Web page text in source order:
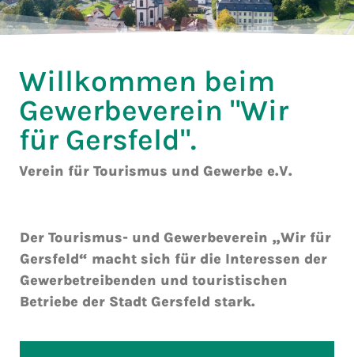
Willkommen beim
Gewerbeverein "Wir
für Gersfeld".
Verein für Tourismus und Gewerbe e.V.
Der Tourismus- und Gewerbeverein „Wir für
Gersfeld“ macht sich für die Interessen der
Gewerbetreibenden und touristischen
Betriebe der Stadt Gersfeld stark.